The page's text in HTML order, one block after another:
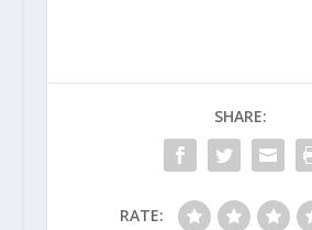
SHARE:
RATE: